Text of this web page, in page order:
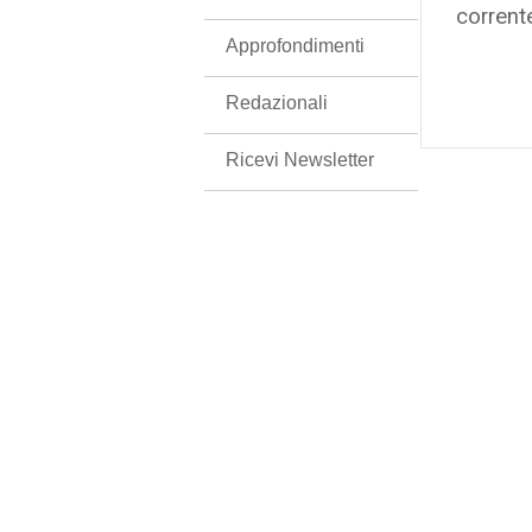
Approfondimenti
Redazionali
Ricevi Newsletter